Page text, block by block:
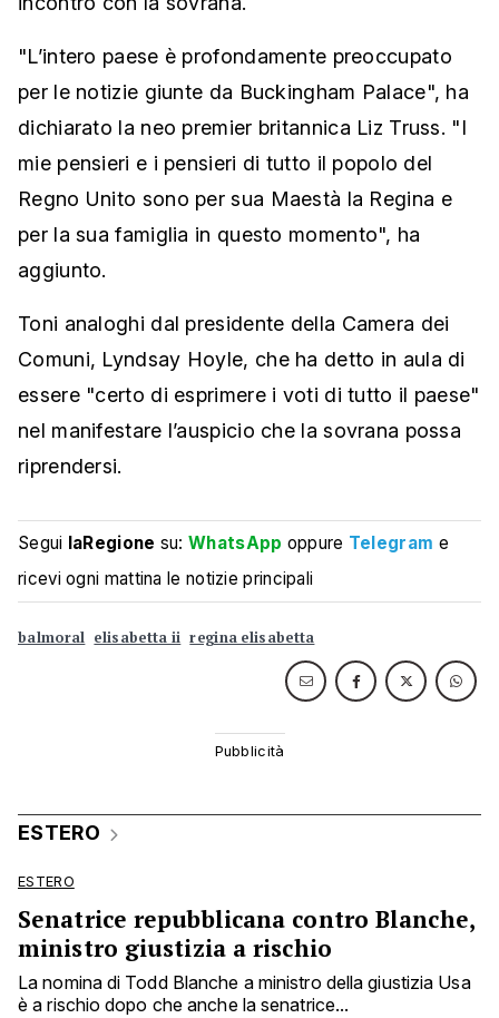
"L’intero paese è profondamente preoccupato
per le notizie giunte da Buckingham Palace", ha
dichiarato la neo premier britannica Liz Truss. "I
mie pensieri e i pensieri di tutto il popolo del
Regno Unito sono per sua Maestà la Regina e
per la sua famiglia in questo momento", ha
aggiunto.
Toni analoghi dal presidente della Camera dei
Comuni, Lyndsay Hoyle, che ha detto in aula di
essere "certo di esprimere i voti di tutto il paese"
nel manifestare l’auspicio che la sovrana possa
riprendersi.
Segui laRegione su:WhatsApp oppure Telegram e
ricevi ogni mattina le notizie principali
balmoral elisabetta ii regina elisabetta
ESTERO
ESTERO
Senatrice repubblicana contro Blanche,
ministro giustizia a rischio
La nomina di Todd Blanche a ministro della giustizia Usa
è a rischio dopo che anche la senatrice...